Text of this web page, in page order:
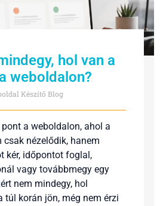
hol van a
weboldalon?
Készítő Blog
a weboldalon, ahol a
csak nézelődik, hanem
kér, időpontot foglal,
vagy továbbmegy egy
nem mindegy, hol
túl korán jön, még nem érzi